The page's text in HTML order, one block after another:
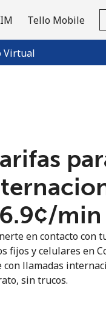
Virtual
Tello Mobile
min
en contacto con
fijos y celulares en
con llamadas
sin trucos.